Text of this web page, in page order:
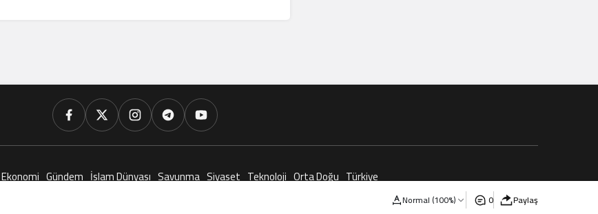
Normal (100%) 0 Paylaş
Ekonomi Gündem İslam Dünyası Savunma Siyaset Teknoloji Orta Doğu Türkiye